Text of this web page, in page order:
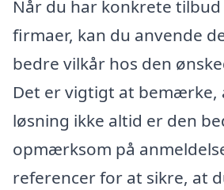
Når du har konkrete
firmaer, kan du anvende
bedre vilkår hos den
Det er vigtigt at bemærke,
løsning ikke altid er den
opmærksom på
referencer for at sikre, at